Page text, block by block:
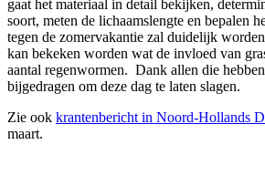
gaat het materiaal in detail bekijken,
soort, meten de lichaamslengte en bepalen
tegen de zomervakantie zal duidelijk
kan bekeken worden wat de invloed van
aantal regenwormen. Dank allen die
bijgedragen om deze dag te laten slagen.
Zie ook krantenbericht in Noord-Hollands
maart.